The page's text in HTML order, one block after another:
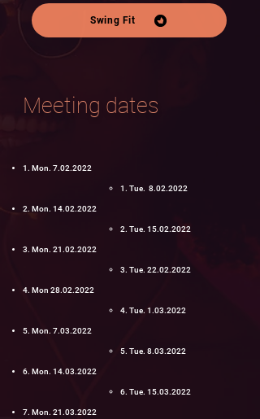
Swing Fit
Meeting dates​
1. Mon. 7.02.2022
1. Tue. 8.02.2022
2. Mon. 14.02.2022
2. Tue. 15.02.2022
3. Mon. 21.02.2022
3. Tue. 22.02.2022
4. Mon 28.02.2022
4. Tue. 1.03.2022
5. Mon. 7.03.2022
5. Tue. 8.03.2022
6. Mon. 14.03.2022
6. Tue. 15.03.2022
7. Mon. 21.03.2022